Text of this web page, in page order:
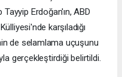
Erdoğan'ın, ABD
karşıladığı
de selamlama uçuşunu
gerçekleştirdiği belirtildi.